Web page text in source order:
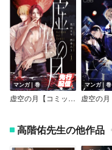
マンガ｜巻
虚空の月【コミックス版】
マンガ｜巻
虚空の月
高階佑先生の他作品